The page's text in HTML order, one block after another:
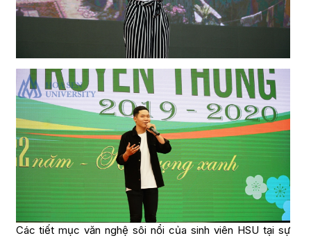
Các tiết mục văn nghệ sôi nổi của sinh viên HSU tại sự